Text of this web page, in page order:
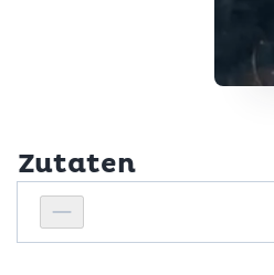
Zutaten
Personenanzahl verringern
Personenanzahl